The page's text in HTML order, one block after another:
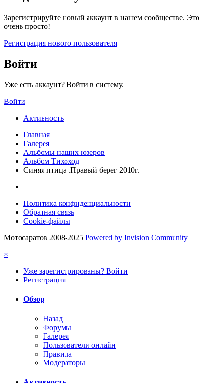
Зарегистрируйте новый аккаунт в нашем сообществе. Это
очень просто!
Регистрация нового пользователя
Войти
Уже есть аккаунт? Войти в систему.
Войти
Активность
Главная
Галерея
Альбомы наших юзеров
Альбом Тихоход
Синяя птица .Правый берег 2010г.
Политика конфиденциальности
Обратная связь
Cookie-файлы
Мотосаратов 2008-2025 Powered by Invision Community
×
Уже зарегистрированы? Войти
Регистрация
Обзор
Назад
Форумы
Галерея
Пользователи онлайн
Правила
Модераторы